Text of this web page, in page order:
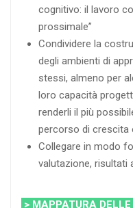
cognitivo: il lavoro
prossimale”
Condividere la
degli ambienti di
stessi, almeno per
loro capacità
renderli il più
percorso di crescita
Collegare in modo
valutazione, risultati
> MAPPATURA